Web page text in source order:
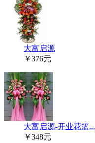
大富启源
￥376元
大富启源-开业花篮...
￥348元